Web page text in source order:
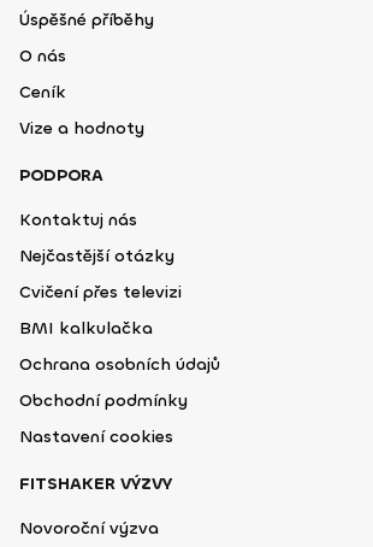
Úspěšné příběhy
O nás
Ceník
Vize a hodnoty
PODPORA
Kontaktuj nás
Nejčastější otázky
Cvičení přes televizi
BMI kalkulačka
Ochrana osobních údajů
Obchodní podmínky
Nastavení cookies
FITSHAKER VÝZVY
Novoroční výzva